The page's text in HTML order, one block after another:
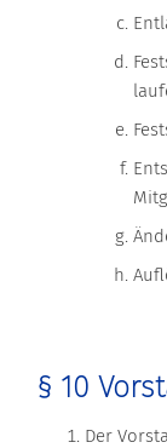
§ 10
Der